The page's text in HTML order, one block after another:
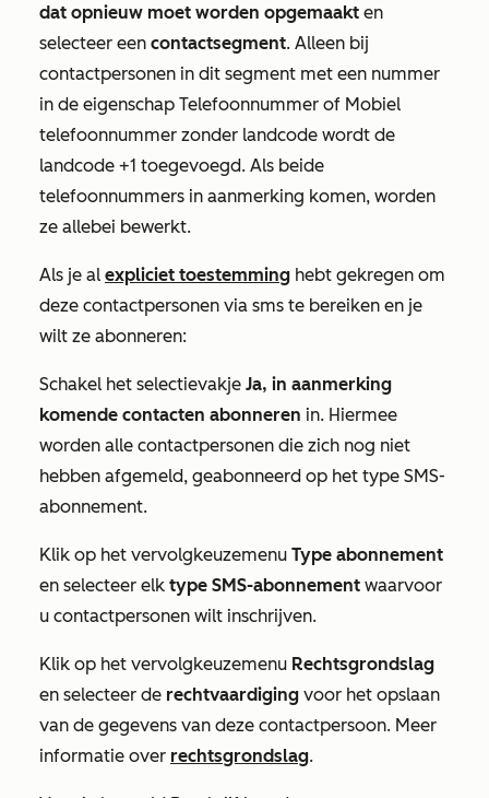
dat opnieuw moet worden opgemaakt en
selecteer een contactsegment. Alleen bij
contactpersonen in dit segment met een nummer
in de eigenschap Telefoonnummer of Mobiel
telefoonnummer zonder landcode wordt de
landcode +1 toegevoegd. Als beide
telefoonnummers in aanmerking komen, worden
ze allebei bewerkt.
Als je al expliciet toestemming hebt gekregen om
deze contactpersonen via sms te bereiken en je
wilt ze abonneren:
Schakel het selectievakje Ja, in aanmerking
komende contacten abonneren in. Hiermee
worden alle contactpersonen die zich nog niet
hebben afgemeld, geabonneerd op het type SMS-
abonnement.
Klik op het vervolgkeuzemenu Type abonnement
en selecteer elk type SMS-abonnement waarvoor
u contactpersonen wilt inschrijven.
Klik op het vervolgkeuzemenu Rechtsgrondslag
en selecteer de rechtvaardiging voor het opslaan
van de gegevens van deze contactpersoon. Meer
informatie over rechtsgrondslag.